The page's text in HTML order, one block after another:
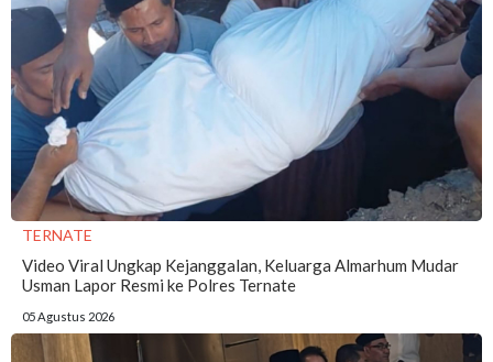
TERNATE
Video Viral Ungkap Kejanggalan, Keluarga Almarhum Mudar
Usman Lapor Resmi ke Polres Ternate
05 Agustus 2026